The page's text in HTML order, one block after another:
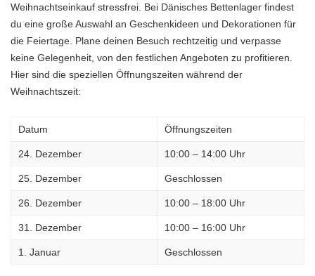
Weihnachtseinkauf stressfrei. Bei Dänisches Bettenlager findest
du eine große Auswahl an Geschenkideen und Dekorationen für
die Feiertage. Plane deinen Besuch rechtzeitig und verpasse
keine Gelegenheit, von den festlichen Angeboten zu profitieren.
Hier sind die speziellen Öffnungszeiten während der
Weihnachtszeit:
Datum Öffnungszeiten
24. Dezember 10:00 – 14:00 Uhr
25. Dezember Geschlossen
26. Dezember 10:00 – 18:00 Uhr
31. Dezember 10:00 – 16:00 Uhr
1. Januar Geschlossen